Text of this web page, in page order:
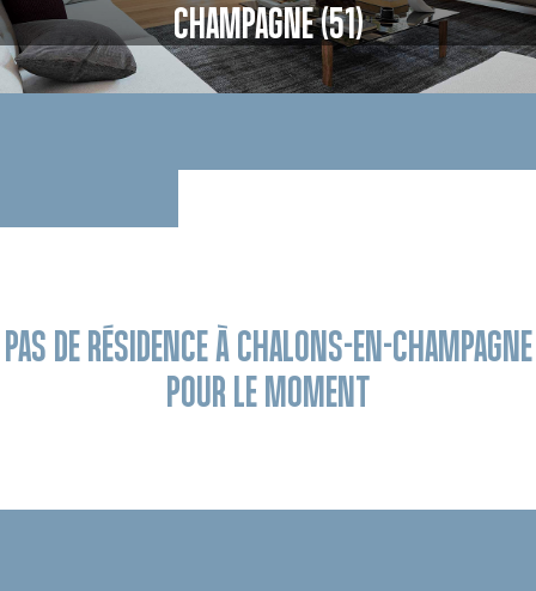
CHAMPAGNE (51)
PAS DE RÉSIDENCE À CHALONS-EN-CHAMPAGNE
POUR LE MOMENT